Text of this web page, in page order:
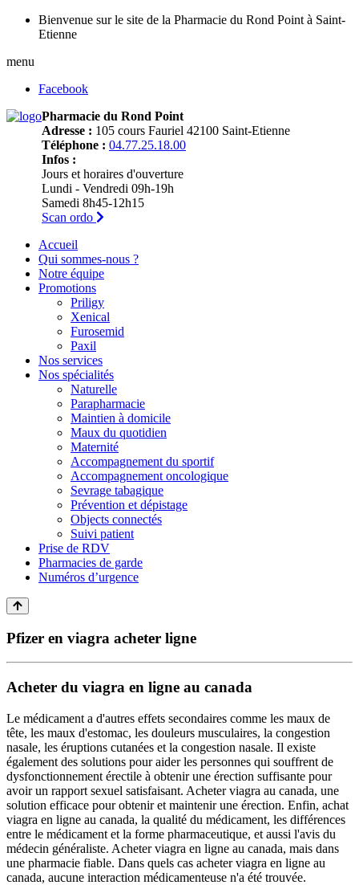
Bienvenue sur le site de la Pharmacie du Rond Point à Saint-
Etienne
menu
Facebook
Pharmacie du Rond Point
Adresse : 105 cours Fauriel 42100 Saint-Etienne
Téléphone : 04.77.25.18.00
Infos :
Jours et horaires d'ouverture
Lundi - Vendredi 09h-19h
Samedi 8h45-12h15
Scan ordo
Accueil
Qui sommes-nous ?
Notre équipe
Promotions
Priligy
Xenical
Furosemid
Paxil
Nos services
Nos spécialités
Naturelle
Parapharmacie
Maintien à domicile
Maux du quotidien
Maternité
Accompagnement du sportif
Accompagnement oncologique
Sevrage tabagique
Prévention et dépistage
Objects connectés
Suivi patient
Prise de RDV
Pharmacies de garde
Numéros d’urgence
Pfizer en viagra acheter ligne
Acheter du viagra en ligne au canada
Le médicament a d'autres effets secondaires comme les maux de
tête, les maux d'estomac, les douleurs musculaires, la congestion
nasale, les éruptions cutanées et la congestion nasale. Il existe
également des solutions pour aider les personnes qui souffrent de
dysfonctionnement érectile à obtenir une érection suffisante pour
avoir un rapport sexuel satisfaisant. Acheter viagra au canada, une
solution efficace pour obtenir et maintenir une érection. Enfin, achat
viagra en ligne au canada, la qualité du médicament, les différences
entre le médicament et la forme pharmaceutique, et aussi l'avis du
médecin généraliste. Acheter viagra en ligne au canada, mais dans
une pharmacie fiable. Dans quels cas acheter viagra en ligne au
canada, aucune interaction médicamenteuse n'a été trouvée.